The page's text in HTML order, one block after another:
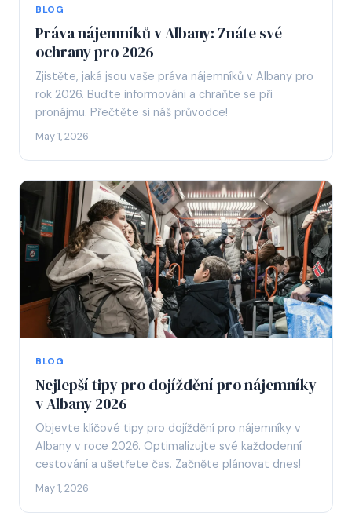
BLOG
Práva nájemníků v Albany: Znáte své
ochrany pro 2026
Zjistěte, jaká jsou vaše práva nájemníků v Albany pro
rok 2026. Buďte informováni a chraňte se při
pronájmu. Přečtěte si náš průvodce!
May 1, 2026
BLOG
Nejlepší tipy pro dojíždění pro nájemníky
v Albany 2026
Objevte klíčové tipy pro dojíždění pro nájemníky v
Albany v roce 2026. Optimalizujte své každodenní
cestování a ušetřete čas. Začněte plánovat dnes!
May 1, 2026